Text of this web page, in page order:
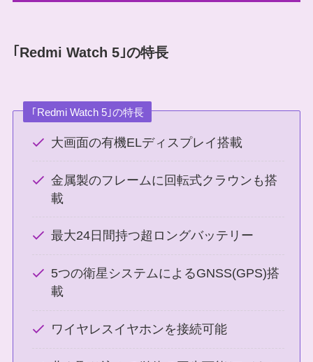
｢Redmi Watch 5｣の特長
｢Redmi Watch 5｣の特長
大画面の有機ELディスプレイ搭載
金属製のフレームに回転式クラウンも搭
載
最大24日間持つ超ロングバッテリー
5つの衛星システムによるGNSS(GPS)搭
載
ワイヤレスイヤホンを接続可能